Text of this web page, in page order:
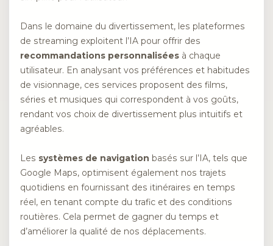
Dans le domaine du divertissement, les plateformes
de streaming exploitent l’IA pour offrir des
recommandations personnalisées à chaque
utilisateur. En analysant vos préférences et habitudes
de visionnage, ces services proposent des films,
séries et musiques qui correspondent à vos goûts,
rendant vos choix de divertissement plus intuitifs et
agréables.
Les systèmes de navigation basés sur l’IA, tels que
Google Maps, optimisent également nos trajets
quotidiens en fournissant des itinéraires en temps
réel, en tenant compte du trafic et des conditions
routières. Cela permet de gagner du temps et
d’améliorer la qualité de nos déplacements.